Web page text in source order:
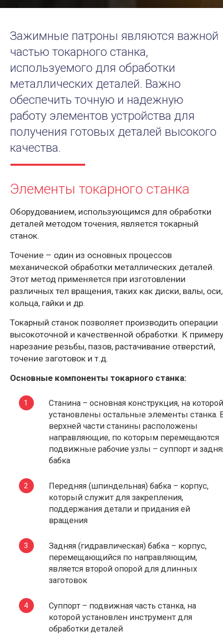
Зажимные патроны являются важной
частью токарного станка,
используемого для обработки
металлических деталей. Важно
обеспечить точную и надежную
работу элементов устройства для
получения готовых деталей высокого
качества.
Элементы токарного станка
Оборудованием, использующимся для обработки
деталей методом точения, является токарный
станок.
Точение – один из основных процессов
механической обработки металлических деталей.
Этот метод применяется при изготовлении
различных тел вращения, таких как диски, валы, оси,
кольца, гайки и др.
Токарный станок позволяет производить операции
высокоточной и качественной обработки. К
нарезание резьбы, пазов, растачивание отверстий,
точение заготовок и т.д.
Основные компоненты токарного станка:
Станина – основная конструкция, на которой
установлены остальные элементы станка.
верхней части станины расположены
направляющие, по которым перемещаются
подвижные рабочие узлы – суппорт и
бабка
Передняя (шпиндельная) бабка – корпус,
который служит для закрепления,
поддержания детали и придания ей
вращения
Задняя (гидравлическая) бабка – корпус,
перемещающийся по направляющим,
является второй опорой для длинных
заготовок
Суппорт – подвижная часть станка, на
которой установлен инструмент для
обработки деталей